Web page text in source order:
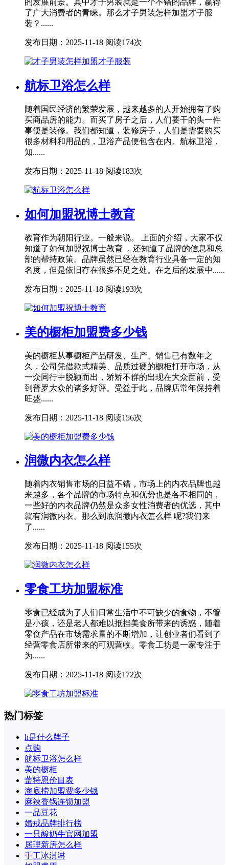
的发展前景。其中才子男装就是一个不错的品牌，赢得
了广大消费者的青睐。那么才子男装怎样加盟才子服
装？......
发布日期：2025-11-18 阅读174次
航标卫浴怎么样
随着国民经济的繁荣发展，越来越多的人开始拥有了购
买商品房的能力。而买了房子之后，人们要干的头一件
事便是装修。我们都知道，装修房子，人们是需要购买
很多材料和用品的，卫浴产品便包含在内。航标卫浴，
知......
发布日期：2025-11-18 阅读183次
如何加盟祝博士教育
教育作为朝阳行业。一般来说。 上面的介绍，大家不仅
知道了如何加盟祝博士教育 ，还知道了品牌的信息和总
部的帮持政策。品牌虽然已经在教育行业具备一定的知
名度，但是依旧存在很多不足之处。在之后的发展中......
发布日期：2025-11-18 阅读193次
美的橱柜加盟费多少钱
美的橱柜从事橱柜产品研发、生产、销售已有数年之
久，公司凭借款式精美、品质过硬的橱柜打开市场，从
一众同行中脱颖而出，矫矫不群的出现在大众面前，受
到普罗大众的诸多好评。受益于此，品牌店常年保持着
旺盛......
发布日期：2025-11-18 阅读156次
润微内衣怎么样
随着内衣销售市场的日益不错，市场上的内衣品牌也越
来越多，各个品牌的市场特点和优势也是各不相同的，
一些好的内衣品牌仍然是众多女性消费者的优选，其中
就有润微内衣。那么到底润微内衣怎么样 呢?我们来
了......
发布日期：2025-11-18 阅读155次
零食工坊加盟标准
零食已经成为了人们日常生活中不可缺少的食物，不管
是小孩，还是老人都难以抵挡美食所带来的诱惑，随着
零食产品在市场需求量的不断增加，让创业者们看到了
经营零食店所带来的可观营收。零食工坊是一家专注于
为......
发布日期：2025-11-18 阅读172次
热门标签
h是什么牌子
点购
航标卫浴怎么样
美的橱柜
蕾特恩价目表
海底捞加盟费多少钱
麻辣香锅连锁加盟
一品豆花
婚戒品牌排行榜
一只酸奶牛官网加盟
居理新房怎么样
手工冰淇淋